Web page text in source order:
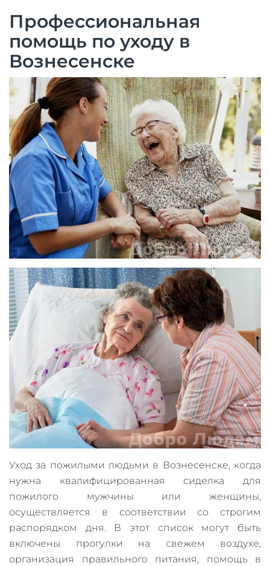
Профессиональная
помощь по уходу в
Вознесенске
Уход за пожилыми людьми в Вознесенске, когда
нужна квалифицированная сиделка для
пожилого мужчины или женщины,
осуществляется в соответствии со строгим
распорядком дня. В этот список могут быть
включены прогулки на свежем воздухе,
организация правильного питания, помощь в